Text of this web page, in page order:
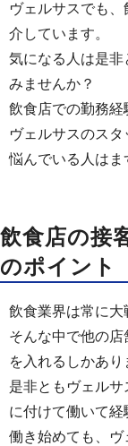
ヴェルサスでも
介しています。
気になる人は是非
みませんか？
飲食店での勤務
ヴェルサスのスタ
悩んでいる人はま
飲食店の接
のポイント
飲食業界は常に大
そんな中で他の
を入れるしかあり
是非ともヴェル
に付けて働いて経
働き始めても、